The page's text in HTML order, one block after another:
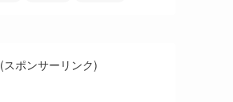
(スポンサーリンク)